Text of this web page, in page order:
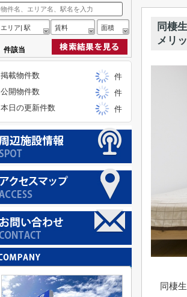
同棲
メリ
同棲
エリア| 駅 賃料 面積
件該当
掲載物件数
件
公開物件数
件
本日の更新件数
件